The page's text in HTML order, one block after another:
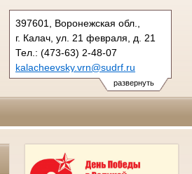
развернуть
397601, Воронежская обл.,
г. Калач, ул. 21 февраля, д. 21
Тел.: (473-63) 2-48-07
kalacheevsky.vrn@sudrf.ru